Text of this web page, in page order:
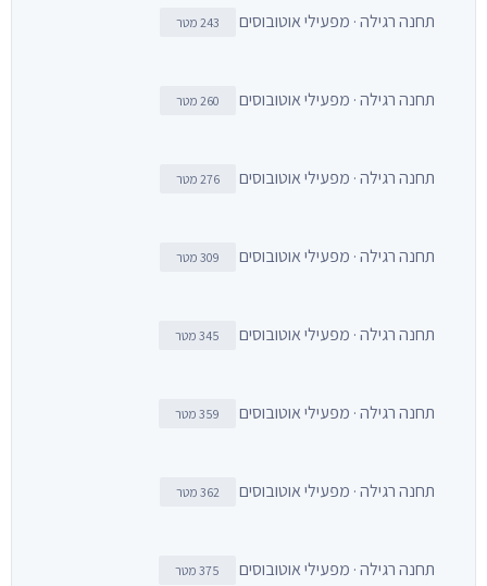
תחנה רגילה · מפעילי אוטובוסים 243 מטר
תחנה רגילה · מפעילי אוטובוסים 260 מטר
תחנה רגילה · מפעילי אוטובוסים 276 מטר
תחנה רגילה · מפעילי אוטובוסים 309 מטר
תחנה רגילה · מפעילי אוטובוסים 345 מטר
תחנה רגילה · מפעילי אוטובוסים 359 מטר
תחנה רגילה · מפעילי אוטובוסים 362 מטר
תחנה רגילה · מפעילי אוטובוסים 375 מטר